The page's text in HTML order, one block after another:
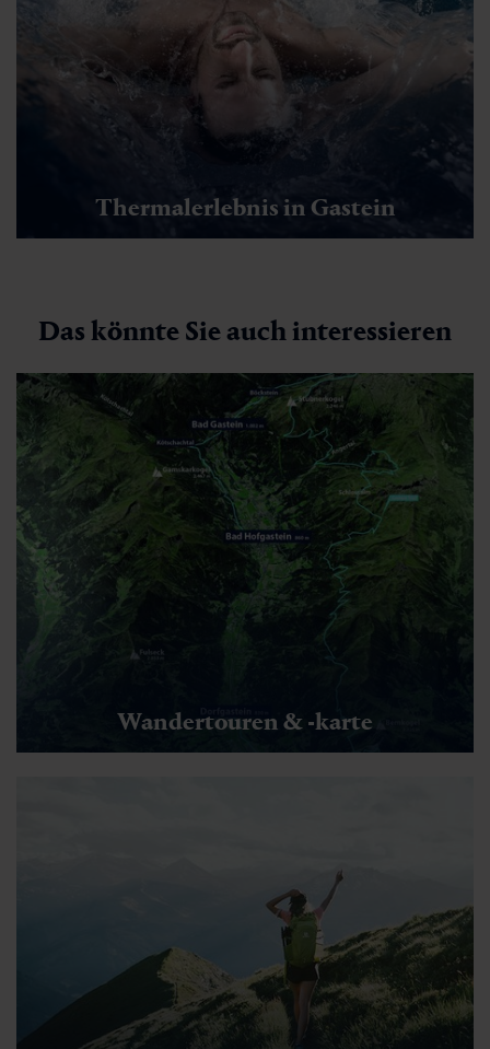
Naturschauweg Nassfeld
🏀 🔖 🜏
200 hm
Pilzweg - Arltörl
🏀
02:00 h
🔖
Thermalerlebnis in Gastein
Das könnte Sie auch interessieren
Wandertouren & -karte